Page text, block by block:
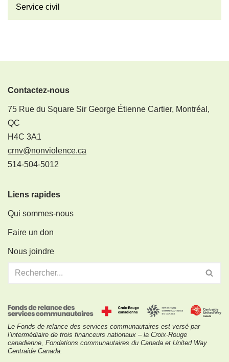
Service civil
Contactez-nous
75 Rue du Square Sir George Étienne Cartier, Montréal,
QC
H4C 3A1
crnv@nonviolence.ca
514-504-5012
Liens rapides
Qui sommes-nous
Faire un don
Nous joindre
Le Fonds de relance des services communautaires est versé par
l’intermédiaire de trois financeurs nationaux – la Croix-Rouge
canadienne, Fondations communautaires du Canada et United Way
Centraide Canada.